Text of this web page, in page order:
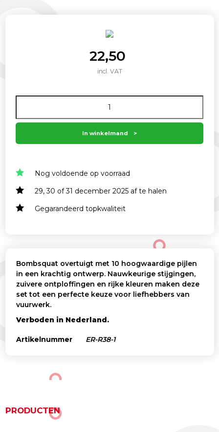
22,50
incl. VAT
In winkelmand
Nog voldoende op voorraad
29, 30 of 31 december 2025 af te halen
Gegarandeerd topkwaliteit
Bombsquat overtuigt met 10 hoogwaardige pijlen
in een krachtig ontwerp. Nauwkeurige stijgingen,
zuivere ontploffingen en rijke kleuren maken deze
set tot een perfecte keuze voor liefhebbers van
vuurwerk.
Verboden in Nederland.
Artikelnummer ER-R38-1
PRODUCTEN
Gerelateerde producten